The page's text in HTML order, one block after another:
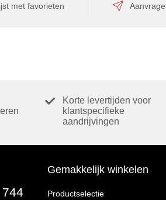
met favorieten
Korte levertijden voor
klantspecifieke
aandrijvingen
Gemakkelijk winkelen
Productselectie